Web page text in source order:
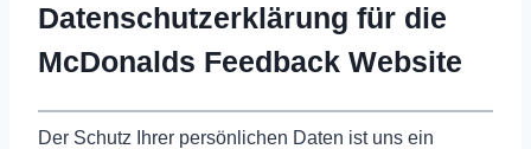
Datenschutzerklärung für die
McDonalds Feedback Website
Der Schutz Ihrer persönlichen Daten ist uns ein